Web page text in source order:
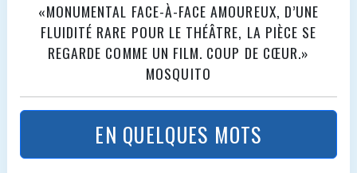
«MONUMENTAL FACE-À-FACE AMOUREUX, D’UNE
FLUIDITÉ RARE POUR LE THÉÂTRE, LA PIÈCE SE
REGARDE COMME UN FILM. COUP DE CŒUR.»
MOSQUITO
EN QUELQUES MOTS